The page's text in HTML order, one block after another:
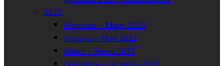
2022
Февраль – Март 2022
Апрель – Май 2022
Июнь – Июль 2022